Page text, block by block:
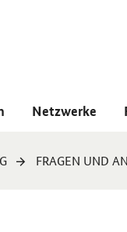
Netzwerke
FRAGEN UND